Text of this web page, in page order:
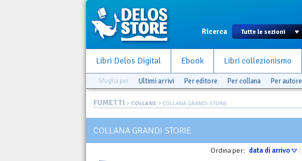
Ricerca
Libri Delos Digital Ebook Libri collezionismo
Sfoglia per Ultimi arrivi Per editore Per collana Per autore
FUMETTI > COLLANE > COLLANA GRANDI STORIE
COLLANA GRANDI STORIE
Ordina per: data di arrivo